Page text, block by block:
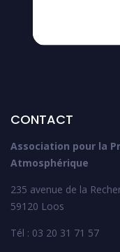
CONTACT
Association pour la
Atmosphérique
235 avenue de la
59120 Loos
Tél : 03 20 31 71 57